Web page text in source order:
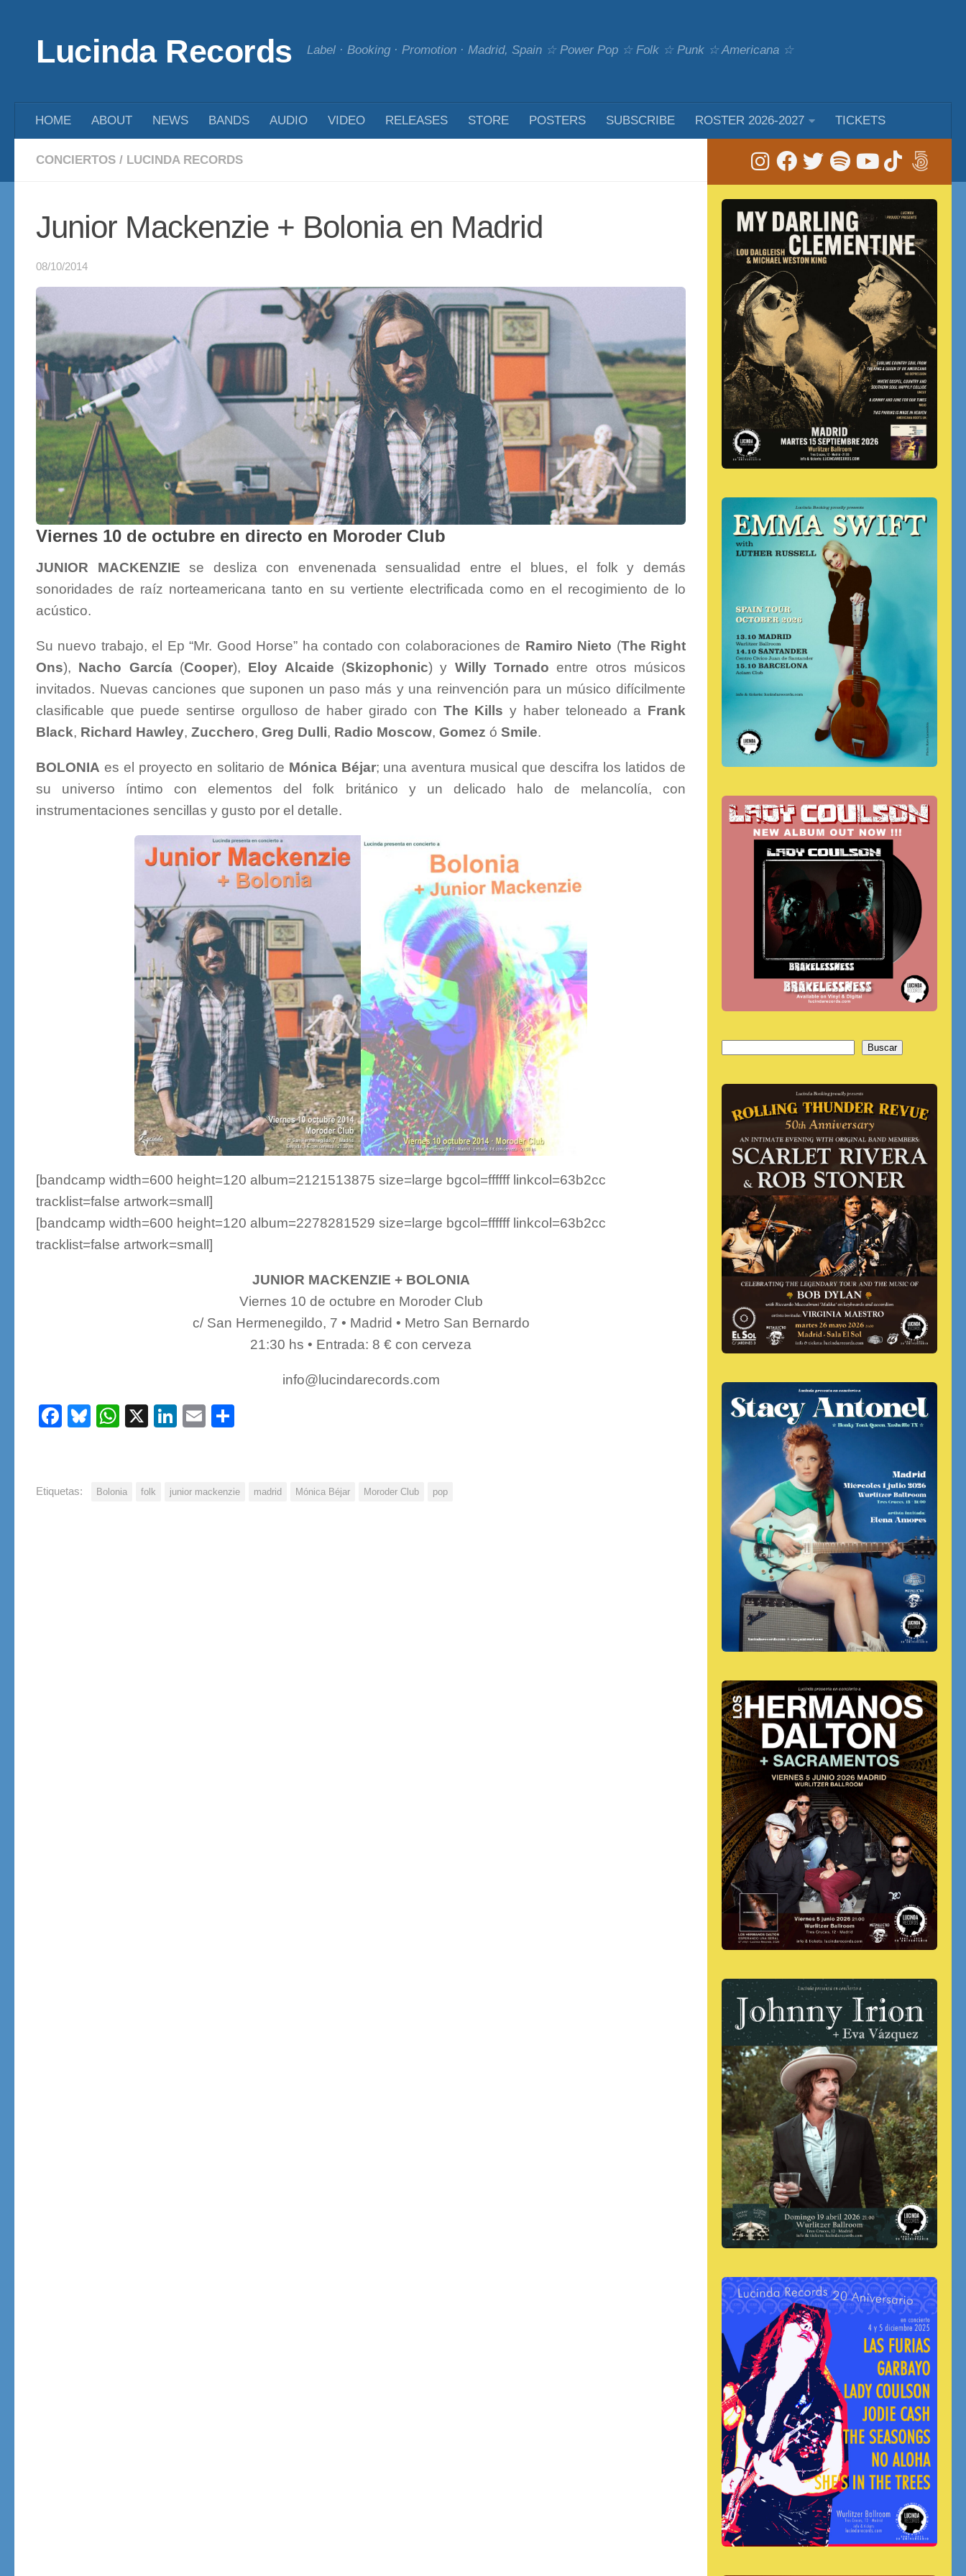
Lucinda Records Label · Booking · Promotion · Madrid, Spain ☆ Power Pop ☆ Folk ☆ Punk ☆ Americana ☆
HOME ABOUT NEWS BANDS AUDIO VIDEO RELEASES STORE POSTERS SUBSCRIBE ROSTER 2026-2027 TICKETS
CONCIERTOS / LUCINDA RECORDS
Junior Mackenzie + Bolonia en Madrid
08/10/2014
Viernes 10 de octubre en directo en Moroder Club
JUNIOR MACKENZIE se desliza con envenenada sensualidad entre el blues, el folk y demás
sonoridades de raíz norteamericana tanto en su vertiente electrificada como en el recogimiento de lo
acústico.
Su nuevo trabajo, el Ep “Mr. Good Horse” ha contado con colaboraciones de Ramiro Nieto (The Right
Ons), Nacho García(Cooper), Eloy Alcaide (Skizophonic) y Willy Tornado entre otros músicos
invitados. Nuevas canciones que suponen un paso más y una reinvención para un músico difícilmente
clasificable que puede sentirse orgulloso de haber girado con The Kills y haber teloneado a Frank
Black, Richard Hawley, Zucchero, Greg Dulli, Radio Moscow, Gomez ó Smile.
BOLONIA es el proyecto en solitario de Mónica Béjar; una aventura musical que descifra los latidos de
su universo íntimo con elementos del folk británico y un delicado halo de melancolía, con
instrumentaciones sencillas y gusto por el detalle.
[bandcamp width=600 height=120 album=2121513875 size=large bgcol=ffffff linkcol=63b2cc
tracklist=false artwork=small]
[bandcamp width=600 height=120 album=2278281529 size=large bgcol=ffffff linkcol=63b2cc
tracklist=false artwork=small]
JUNIOR MACKENZIE + BOLONIA
Viernes 10 de octubre en Moroder Club
c/ San Hermenegildo, 7 • Madrid • Metro San Bernardo
21:30 hs • Entrada: 8 € con cerveza
info@lucindarecords.com
Facebook
Bluesky
WhatsApp
X LinkedIn
Email
Etiquetas: Bolonia folk junior mackenzie madrid Mónica Béjar Moroder Club pop
Buscar